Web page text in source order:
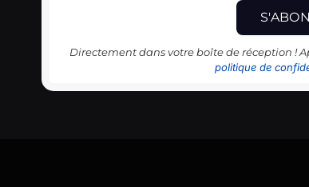
Directement dans votre boîte de réception !
politique de